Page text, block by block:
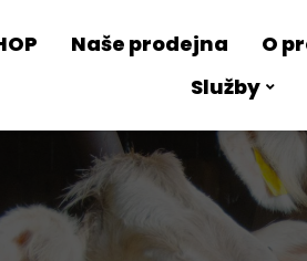
Naše prodejna O
Služby